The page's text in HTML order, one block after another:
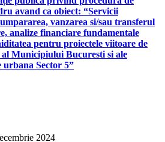
avand ca obiect: “Servicii
vanzarea si/sau transferul
analize financiare fundamentale
pentru proiectele viitoare de
Municipiului Bucuresti si ale
Sector 5”
2024